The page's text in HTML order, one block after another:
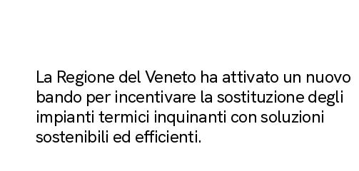
La Regione del Veneto ha attivato un nuovo
bando per incentivare la sostituzione degli
impianti termici inquinanti con soluzioni
sostenibili ed efficienti.